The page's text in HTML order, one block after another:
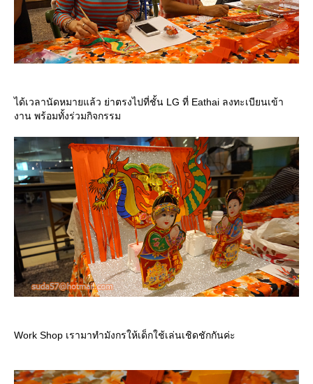
ได้เวลานัดหมายแล้ว ย่าตรงไปที่ชั้น LG ที่ Eathai ลงทะเบียนเข้า
งาน พร้อมทั้งร่วมกิจกรรม
Work Shop เรามาทำมังกรให้เด็กใช้เล่นเชิดชักกันค่ะ